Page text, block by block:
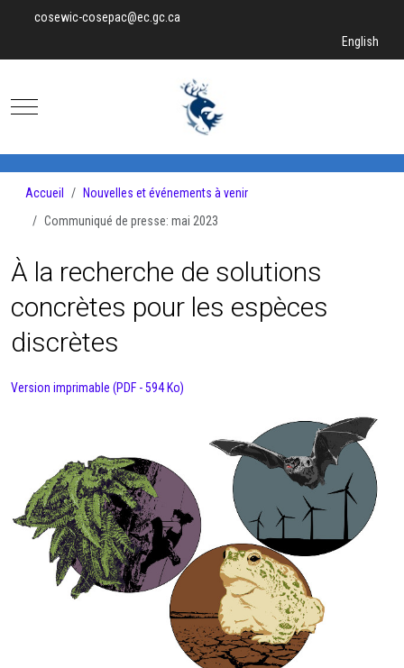
cosewic-cosepac@ec.gc.ca
Sélectionnez
English
Mobile Menu Toggle
Accueil
Nouvelles et événements à venir
Communiqué de presse: mai 2023
À la recherche de solutions
concrètes pour les espèces
discrètes
Version imprimable (PDF - 594 Ko)